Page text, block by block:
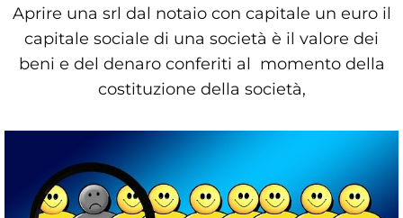
Aprire una srl dal notaio con capitale un euro il
capitale sociale di una società è il valore dei
beni e del denaro conferiti al momento della
costituzione della società,